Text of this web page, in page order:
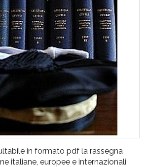
in formato pdf la rassegna
italiane, europee e internazionali